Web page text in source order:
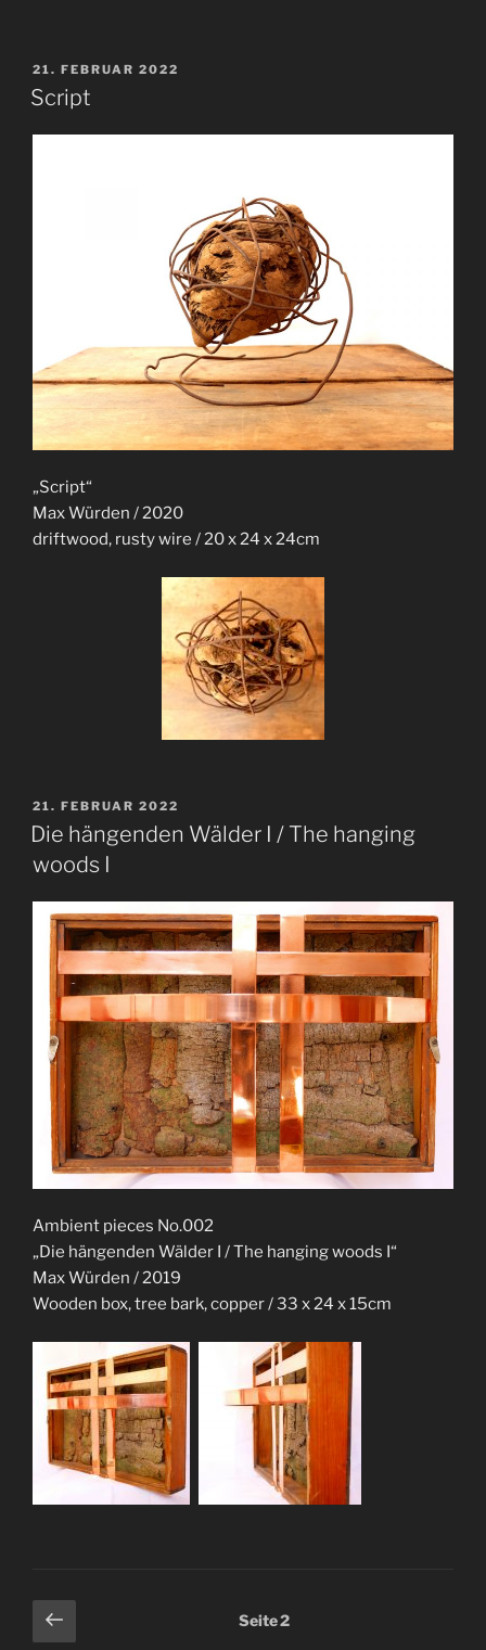
VERÖFFENTLICHT
AM
21. FEBRUAR 2022
Script
„Script“
Max Würden / 2020
driftwood, rusty wire / 20 x 24 x 24cm
VERÖFFENTLICHT
AM
21. FEBRUAR 2022
Die hängenden Wälder I / The hanging
woods I
Ambient pieces No.002
„Die hängenden Wälder I / The hanging woods I“
Max Würden / 2019
Wooden box, tree bark, copper / 33 x 24 x 15cm
Seitennummerierung
der
Vorherige
Seite2